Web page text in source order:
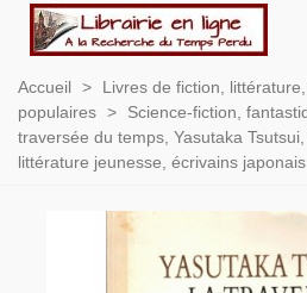
Accueil >
Livres de fiction,
populaires > Science-fiction,
traversée du temps, Yasutaka
littérature jeunesse, écrivains japonais